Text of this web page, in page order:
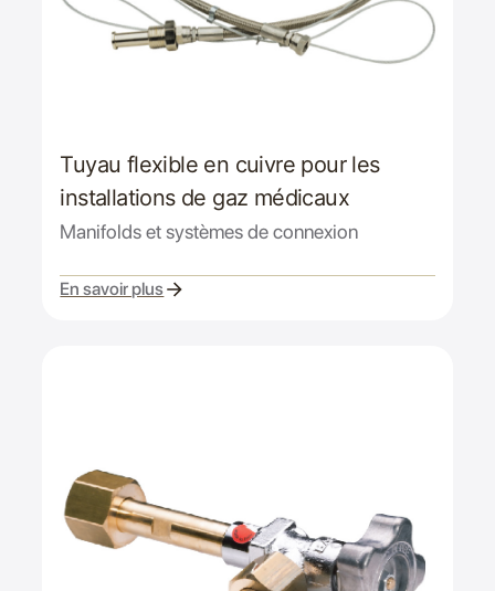
Tuyau flexible en cuivre pour les
installations de gaz médicaux
Manifolds et systèmes de connexion
En savoir plus